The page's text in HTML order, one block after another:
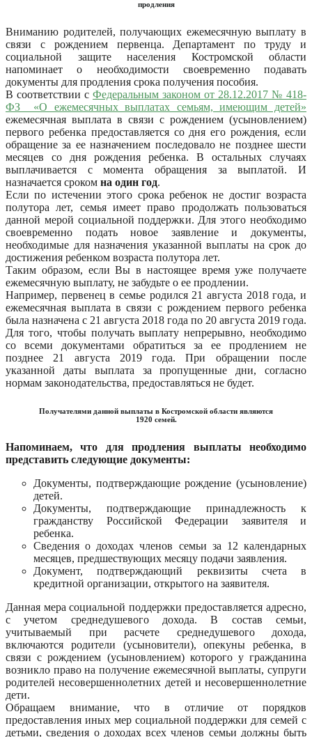
продления
Вниманию родителей, получающих ежемесячную выплату в
связи с рождением первенца. Департамент по труду и
социальной защите населения Костромской области
напоминает о необходимости своевременно подавать
документы для продления срока получения пособия.
В соответствии с Федеральным законом от 28.12.2017 № 418-
ФЗ «О ежемесячных выплатах семьям, имеющим детей»
ежемесячная выплата в связи с рождением (усыновлением)
первого ребенка предоставляется со дня его рождения, если
обращение за ее назначением последовало не позднее шести
месяцев со дня рождения ребенка. В остальных случаях
выплачивается с момента обращения за выплатой. И
назначается сроком на один год.
Если по истечении этого срока ребенок не достиг возраста
полутора лет, семья имеет право продолжать пользоваться
данной мерой социальной поддержки. Для этого необходимо
своевременно подать новое заявление и документы,
необходимые для назначения указанной выплаты на срок до
достижения ребенком возраста полутора лет.
Таким образом, если Вы в настоящее время уже получаете
ежемесячную выплату, не забудьте о ее продлении.
Например, первенец в семье родился 21 августа 2018 года, и
ежемесячная выплата в связи с рождением первого ребенка
была назначена с 21 августа 2018 года по 20 августа 2019 года.
Для того, чтобы получать выплату непрерывно, необходимо
со всеми документами обратиться за ее продлением не
позднее 21 августа 2019 года. При обращении после
указанной даты выплата за пропущенные дни, согласно
нормам законодательства, предоставляться не будет.
Получателями данной выплаты в Костромской области являются
1920 семей.
Напоминаем, что для продления выплаты необходимо
представить следующие документы:
Документы, подтверждающие рождение (усыновление)
детей.
Документы, подтверждающие принадлежность к
гражданству Российской Федерации заявителя и
ребенка.
Сведения о доходах членов семьи за 12 календарных
месяцев, предшествующих месяцу подачи заявления.
Документ, подтверждающий реквизиты счета в
кредитной организации, открытого на заявителя.
Данная мера социальной поддержки предоставляется адресно,
с учетом среднедушевого дохода. В состав семьи,
учитываемый при расчете среднедушевого дохода,
включаются родители (усыновители), опекуны ребенка, в
связи с рождением (усыновлением) которого у гражданина
возникло право на получение ежемесячной выплаты, супруги
родителей несовершеннолетних детей и несовершеннолетние
дети.
Обращаем внимание, что в отличие от порядков
предоставления иных мер социальной поддержки для семей с
детьми, сведения о доходах всех членов семьи должны быть